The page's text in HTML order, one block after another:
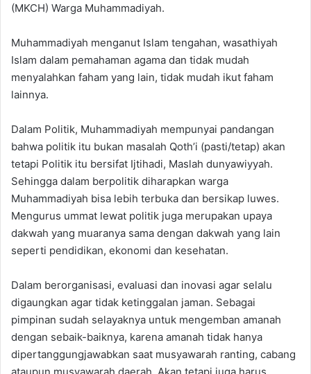
(MKCH) Warga Muhammadiyah.
Muhammadiyah menganut Islam tengahan, wasathiyah
Islam dalam pemahaman agama dan tidak mudah
menyalahkan faham yang lain, tidak mudah ikut faham
lainnya.
Dalam Politik, Muhammadiyah mempunyai pandangan
bahwa politik itu bukan masalah Qoth’i (pasti/tetap) akan
tetapi Politik itu bersifat Ijtihadi, Maslah dunyawiyyah.
Sehingga dalam berpolitik diharapkan warga
Muhammadiyah bisa lebih terbuka dan bersikap luwes.
Mengurus ummat lewat politik juga merupakan upaya
dakwah yang muaranya sama dengan dakwah yang lain
seperti pendidikan, ekonomi dan kesehatan.
Dalam berorganisasi, evaluasi dan inovasi agar selalu
digaungkan agar tidak ketinggalan jaman. Sebagai
pimpinan sudah selayaknya untuk mengemban amanah
dengan sebaik-baiknya, karena amanah tidak hanya
dipertanggungjawabkan saat musyawarah ranting, cabang
ataupun musyawarah daerah. Akan tetapi juga harus